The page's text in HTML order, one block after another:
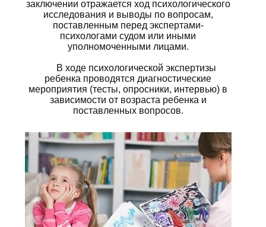
заключении отражается ход психологического
исследования и выводы по вопросам,
поставленным перед экспертами-
психологами судом или иными
уполномоченными лицами.
В ходе психологической экспертизы
ребенка проводятся диагностические
мероприятия (тесты, опросники, интервью) в
зависимости от возраста ребенка и
поставленных вопросов.